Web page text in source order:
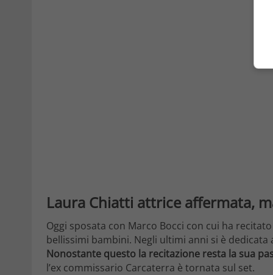
Laura Chiatti attrice affermata,
Oggi sposata con Marco Bocci con cui ha
bellissimi bambini. Negli ultimi anni si è
Nonostante questo la recitazione resta la sua
l’ex commissario Carcaterra è tornata sul set.